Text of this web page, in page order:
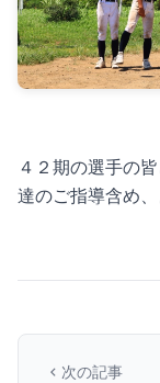
４２期の選手の
達のご指導含め
次の記事